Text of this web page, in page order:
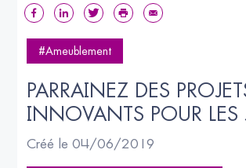
#Ameublement
PARRAINEZ DES
INNOVANTS POUR
Créé le 04/06/2019